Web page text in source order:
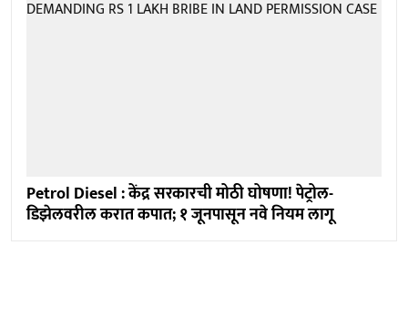
Petrol Diesel : केंद्र सरकारची मोठी घोषणा! पेट्रोल-
डिझेलवरील करात कपात; १ जूनपासून नवे नियम लागू